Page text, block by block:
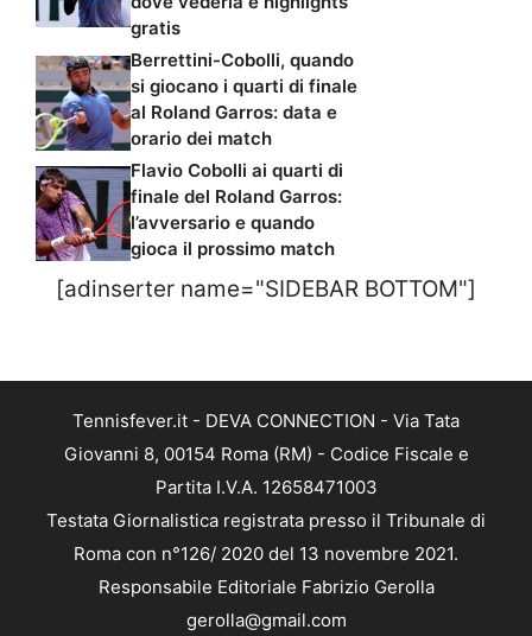
gratis
Berrettini-Cobolli, quando
si giocano i quarti di finale
al Roland Garros: data e
orario dei match
Flavio Cobolli ai quarti di
finale del Roland Garros:
l’avversario e quando
gioca il prossimo match
[adinserter name="SIDEBAR BOTTOM"]
Tennisfever.it - DEVA CONNECTION - Via Tata
Giovanni 8, 00154 Roma (RM) - Codice Fiscale e
Partita I.V.A. 12658471003
Testata Giornalistica registrata presso il Tribunale di
Roma con n°126/ 2020 del 13 novembre 2021.
Responsabile Editoriale Fabrizio Gerolla
gerolla@gmail.com